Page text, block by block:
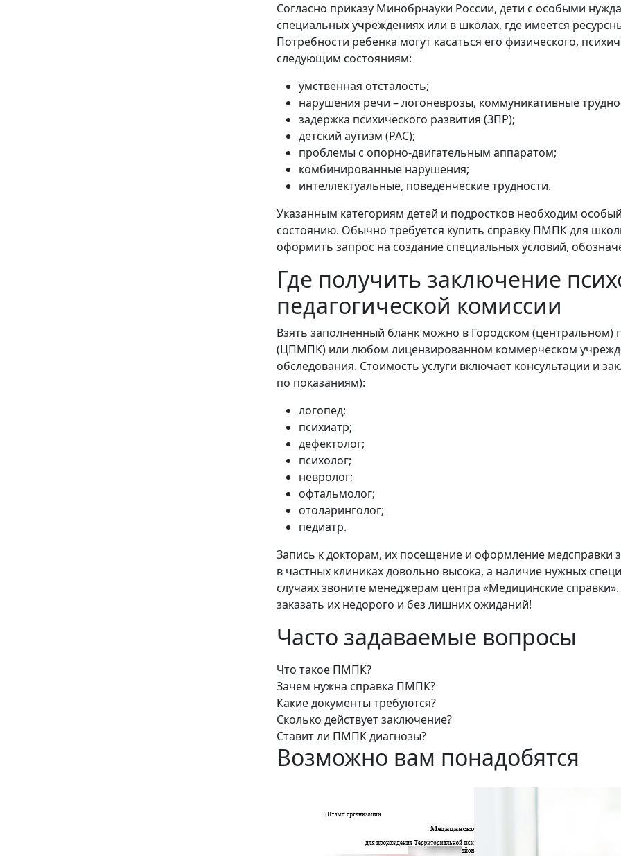
Согласно приказу Минобрнауки России, дети с особыми
специальных учреждениях или в школах, где имеется
Потребности ребенка могут касаться его физического,
следующим состояниям:
умственная отсталость;
нарушения речи – логоневрозы, коммуникативные
задержка психического развития (ЗПР);
детский аутизм (РАС);
проблемы с опорно-двигательным аппаратом;
комбинированные нарушения;
интеллектуальные, поведенческие трудности.
Указанным категориям детей и подростков необходим
состоянию. Обычно требуется купить справку ПМПК для
оформить запрос на создание специальных условий,
Где получить заключение
педагогической комиссии
Взять заполненный бланк можно в Городском (центральном)
(ЦПМПК) или любом лицензированном коммерческом
обследования. Стоимость услуги включает консультации и
по показаниям):
логопед;
психиатр;
дефектолог;
психолог;
невролог;
офтальмолог;
отоларинголог;
педиатр.
Запись к докторам, их посещение и оформление медсправки
в частных клиниках довольно высока, а наличие нужных
случаях звоните менеджерам центра «Медицинские
заказать их недорого и без лишних ожиданий!
Часто задаваемые вопросы
Что такое ПМПК?
Зачем нужна справка ПМПК?
Какие документы требуются?
Сколько действует заключение?
Ставит ли ПМПК диагнозы?
Возможно вам понадобятся